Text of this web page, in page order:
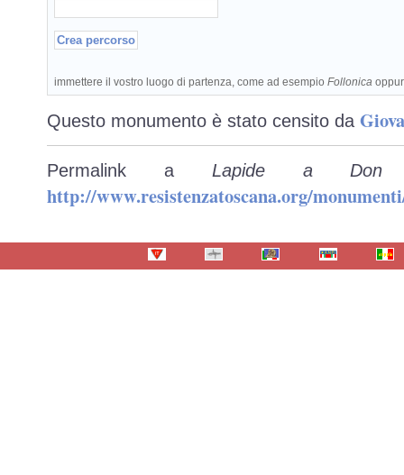
immettere il vostro luogo di partenza, come ad esempio Follonica
Questo monumento è stato censito da
Permalink a Lapide a Don
http://www.resistenzatoscana.org/